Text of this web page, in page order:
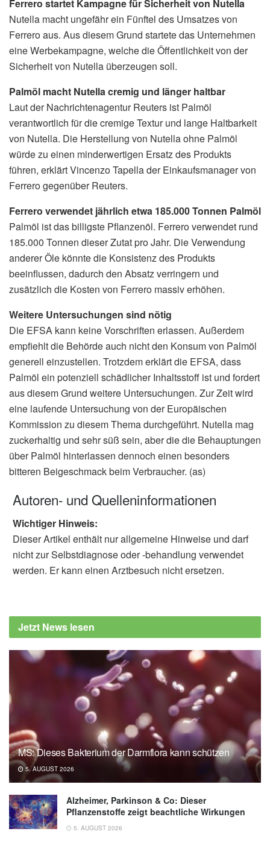
Ferrero startet Kampagne für Sicherheit von Nutella
Nutella macht ungefähr ein Fünftel des Umsatzes von
Ferrero aus. Aus diesem Grund startete das Unternehmen
eine Werbekampagne, welche die Öffentlichkeit von der
Sicherheit von Nutella überzeugen soll.
Palmöl macht Nutella cremig und länger haltbar
Laut der Nachrichtenagentur Reuters ist Palmöl
verantwortlich für die cremige Textur und lange Haltbarkeit
von Nutella. Die Herstellung von Nutella ohne Palmöl
würde zu einen minderwertigen Ersatz des Produkts
führen, erklärt Vincenzo Tapella der Einkaufsmanager von
Ferrero gegenüber Reuters.
Ferrero verwendet jährlich etwa 185.000 Tonnen Palmöl
Palmöl ist das billigste Pflanzenöl. Ferrero verwendet rund
185.000 Tonnen dieser Zutat pro Jahr. Die Verwendung
anderer Öle könnte die Konsistenz des Produkts
beeinflussen, dadurch den Absatz verringern und
zusätzlich die Kosten von Ferrero massiv erhöhen.
Weitere Untersuchungen sind nötig
Die EFSA kann keine Vorschriften erlassen. Außerdem
empfiehlt die Behörde auch nicht den Konsum von Palmöl
generell einzustellen. Trotzdem erklärt die EFSA, dass
Palmöl ein potenziell schädlicher Inhaltsstoff ist und fordert
aus diesem Grund weitere Untersuchungen. Zur Zeit wird
eine laufende Untersuchung von der Europäischen
Kommission zu diesem Thema durchgeführt. Nutella mag
zuckerhaltig und sehr süß sein, aber die die Behauptungen
über Palmöl hinterlassen dennoch einen besonders
bitteren Beigeschmack beim Verbraucher. (as)
Autoren- und Quelleninformationen
Wichtiger Hinweis:
Dieser Artikel enthält nur allgemeine Hinweise und darf
nicht zur Selbstdiagnose oder -behandlung verwendet
werden. Er kann einen Arztbesuch nicht ersetzen.
Jetzt News lesen
MS: Dieses Bakterium der Darmflora kann schützen
5. AUGUST 2026
Alzheimer, Parkinson & Co: Dieser
Pflanzenstoffe zeigt beachtliche Wirkungen
5. AUGUST 2026